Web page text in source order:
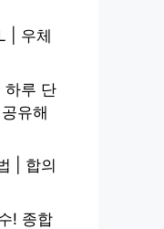
| 우체
하루 단
유해
| 합의
! 종합